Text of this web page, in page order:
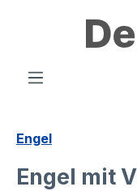
Engel
Engel mit